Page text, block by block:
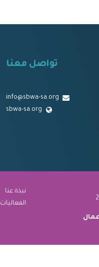
تواصل معنا
info@sbwa-sa.org
sbwa-sa.org
نبذة عنا
الفعاليات